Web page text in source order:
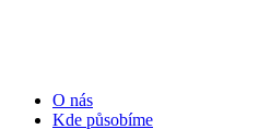
O nás
Kde působíme